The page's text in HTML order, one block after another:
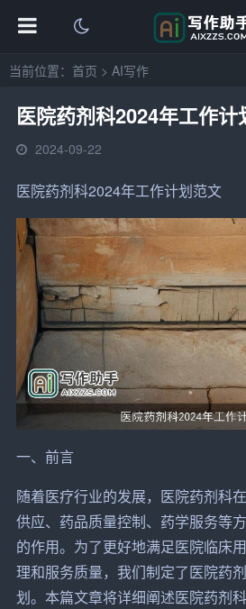
当前位置： 首页 > AI写作
医院药剂科2024年工作计
2024-09-22
医院药剂科2024年工作计划范文
一、前言
随着医疗行业的发展，医院药剂科在
供应、药品质量控制、药学服务等
的作用。为了更好地满足医院临床用
理和服务质量，我们制定了医院药
划。本篇文章将详细阐述医院药剂